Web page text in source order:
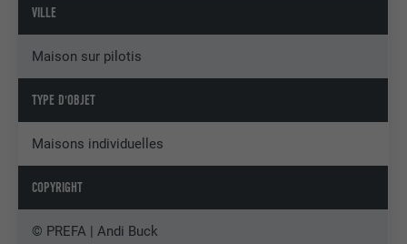
VILLE
Maison sur pilotis
TYPE D'OBJET
Maisons individuelles
COPYRIGHT
© PREFA | Andi Buck